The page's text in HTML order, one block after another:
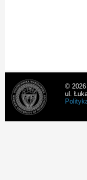
© 2026
ul.